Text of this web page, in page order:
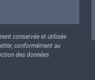
conservée et utilisée
conformément au
des données